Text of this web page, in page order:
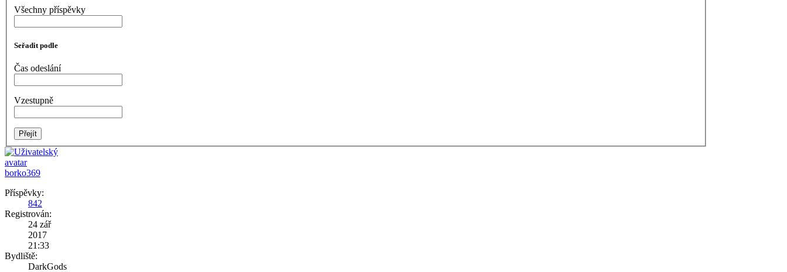
Všechny příspěvky
Seřadit podle
Čas odeslání
Vzestupně
borko369
Příspěvky:
842
Registrován:
24 zář
2017
21:33
Bydliště:
DarkGods